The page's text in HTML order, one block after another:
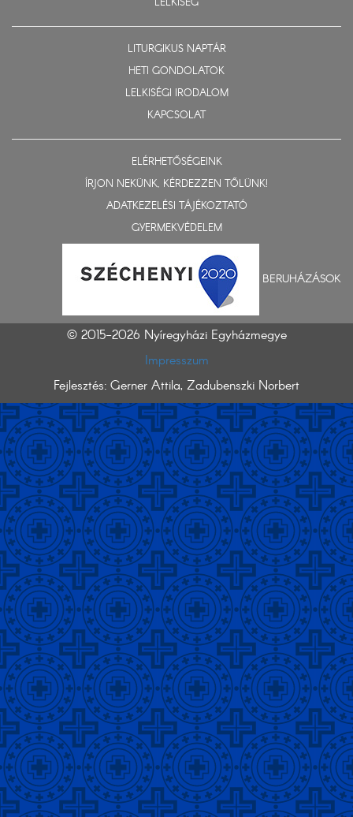
LITURGIKUS NAPTÁR
HETI GONDOLATOK
LELKISÉGI IRODALOM
KAPCSOLAT
ELÉRHETŐSÉGEINK
ÍRJON NEKÜNK, KÉRDEZZEN TŐLÜNK!
ADATKEZELÉSI TÁJÉKOZTATÓ
GYERMEKVÉDELEM
BERUHÁZÁSOK
© 2015-2026 Nyíregyházi Egyházmegye
Impresszum
Fejlesztés: Gerner Attila, Zadubenszki Norbert